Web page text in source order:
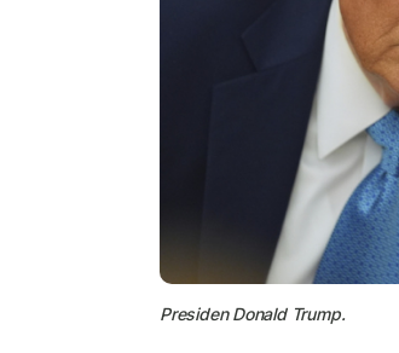
Presiden Donald Trump.